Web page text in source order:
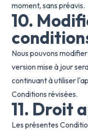
moment, sans préavis.
10.
Nous pouvons
version mise à jour
continuant à utiliser
Conditions révisées.
11. Droit
Les présentes